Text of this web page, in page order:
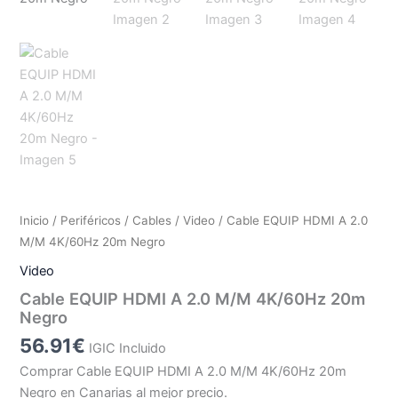
Inicio / Periféricos / Cables /Video / Cable EQUIP HDMI A 2.0
M/M 4K/60Hz 20m Negro
Video
Cable EQUIP HDMI A 2.0 M/M 4K/60Hz 20m
Negro
56.91€ IGIC Incluido
Comprar Cable EQUIP HDMI A 2.0 M/M 4K/60Hz 20m
Negro en Canarias al mejor precio.